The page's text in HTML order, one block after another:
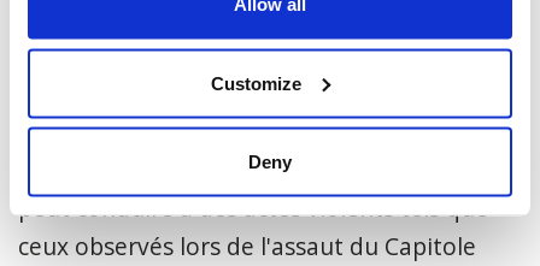
Customize
Deny
récemment constaté un juge de la cour
supérieure qui a estimé que le vandalisme
était motivé par des convictions politiques.
Le juge a déclaré qu'un tel comportement
porte atteinte aux valeurs démocratiques et
peut conduire à des actes violents tels que
ceux observés lors de l'assaut du Capitole